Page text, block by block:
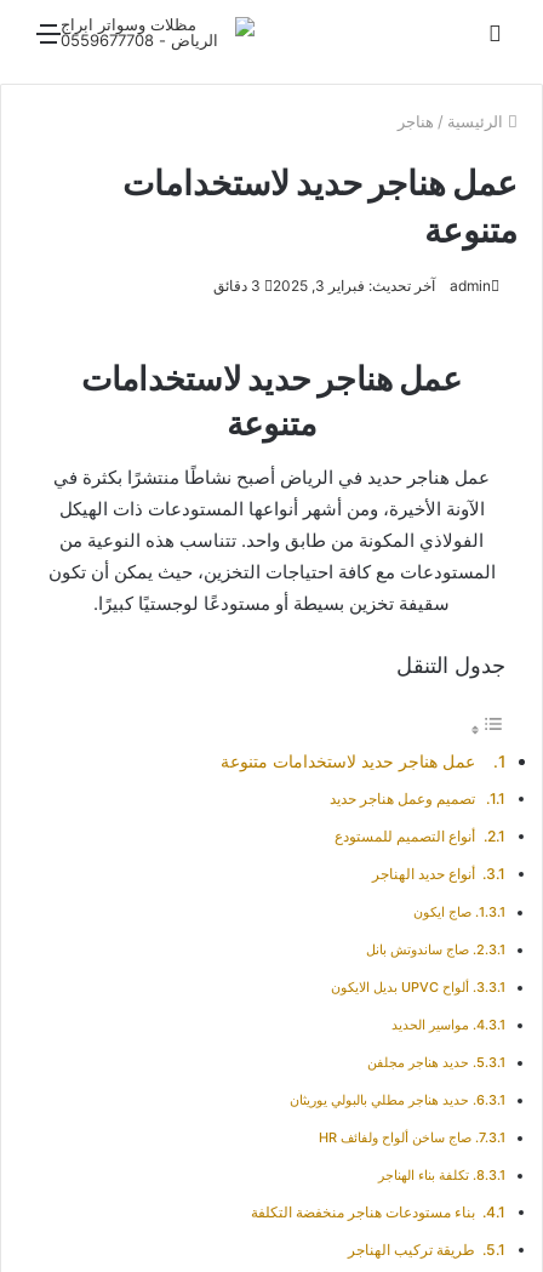
الرئيسية / هناجر
عمل هناجر حديد لاستخدامات
متنوعة
admin آخر تحديث: فبراير 3, 2025
عمل هناجر حديد لاستخدامات
متنوعة
عمل هناجر حديد في الرياض أصبح نشاطًا منتشرًا بكثرة في
الآونة الأخيرة، ومن أشهر أنواعها المستودعات ذات الهيكل
الفولاذي المكونة من طابق واحد. تتناسب هذه النوعية من
المستودعات مع كافة احتياجات التخزين، حيث يمكن أن تكون
سقيفة تخزين بسيطة أو مستودعًا لوجستيًا كبيرًا.
جدول التنقل
عمل هناجر حديد لاستخدامات متنوعة
تصميم وعمل هناجر حديد
أنواع التصميم للمستودع
أنواع حديد الهناجر
صاج ايكون
صاج ساندوتش بانل
ألواح UPVC بديل الايكون
مواسير الحديد
حديد هناجر مجلفن
حديد هناجر مطلي بالبولي يوريثان
صاج ساخن ألواح ولفائف HR
تكلفة بناء الهناجر
بناء مستودعات هناجر منخفضة التكلفة
طريقة تركيب الهناجر